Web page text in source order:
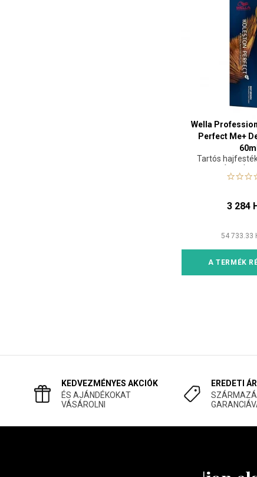
Wella
Perfect Me+
60ml
Tartós
3 284
54 733.33
A TERMÉK
KEDVEZMÉNYES AKCIÓK
ÉS AJÁNDÉKOKAT
VÁSÁROLNI
EREDETI